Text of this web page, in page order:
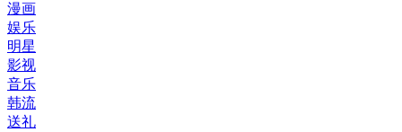
漫画
娱乐
明星
影视
音乐
韩流
送礼